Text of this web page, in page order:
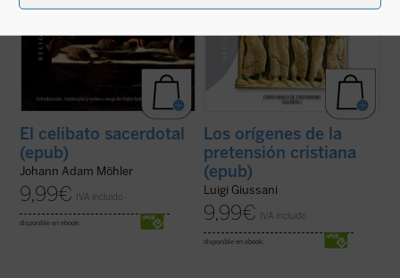
El celibato sacerdotal
(epub)
Johann Adam Möhler
9,99€ IVA incluido
disponible en ebook:
Los orígenes de la
pretensión cristiana
(epub)
Luigi Giussani
9,99€ IVA incluido
disponible en ebook: